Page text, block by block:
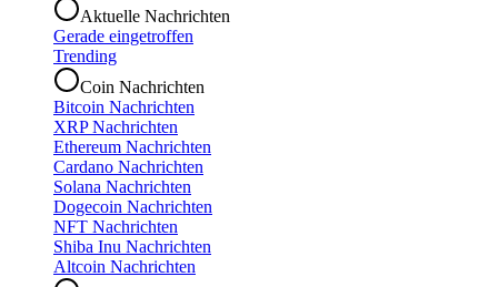
Aktuelle Nachrichten
Gerade eingetroffen
Trending
Coin Nachrichten
Bitcoin Nachrichten
XRP Nachrichten
Ethereum Nachrichten
Cardano Nachrichten
Solana Nachrichten
Dogecoin Nachrichten
NFT Nachrichten
Shiba Inu Nachrichten
Altcoin Nachrichten